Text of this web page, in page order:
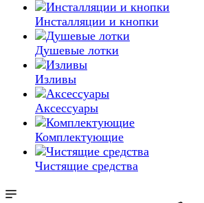
Инсталляции и кнопки
Душевые лотки
Изливы
Аксессуары
Комплектующие
Чистящие средства